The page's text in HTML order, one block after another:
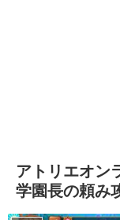
アトリエオン
学園長の頼み